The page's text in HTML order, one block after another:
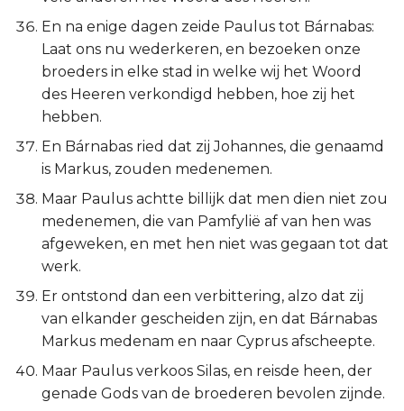
En na enige dagen zeide Paulus tot Bárnabas:
Laat ons nu wederkeren, en bezoeken onze
broeders in elke stad in welke wij het Woord
des Heeren verkondigd hebben, hoe zij het
hebben.
En Bárnabas ried dat zij Johannes, die genaamd
is Markus, zouden medenemen.
Maar Paulus achtte billijk dat men dien niet zou
medenemen, die van Pamfylië af van hen was
afgeweken, en met hen niet was gegaan tot dat
werk.
Er ontstond dan een verbittering, alzo dat zij
van elkander gescheiden zijn, en dat Bárnabas
Markus medenam en naar Cyprus afscheepte.
Maar Paulus verkoos Silas, en reisde heen, der
genade Gods van de broederen bevolen zijnde.